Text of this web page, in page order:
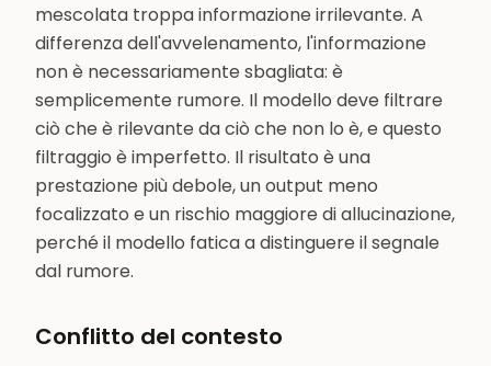
mescolata troppa informazione irrilevante. A
differenza dell'avvelenamento, l'informazione
non è necessariamente sbagliata: è
semplicemente rumore. Il modello deve filtrare
ciò che è rilevante da ciò che non lo è, e questo
filtraggio è imperfetto. Il risultato è una
prestazione più debole, un output meno
focalizzato e un rischio maggiore di allucinazione,
perché il modello fatica a distinguere il segnale
dal rumore.
Conflitto del contesto